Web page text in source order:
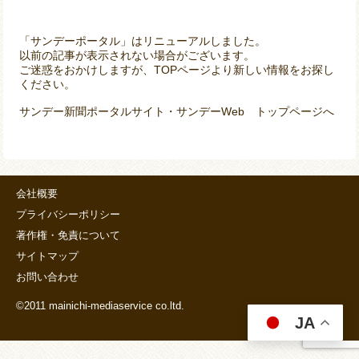
「サンデーポータル」はリニューアルしました。
以前の記事が表示されない場合がございます。
ご迷惑をおかけしますが、TOPページより新しい情報をお探し
ください。
サンデー新聞ポータルサイト・サンデーWeb トップページへ
会社概要
プライバシーポリシー
著作権・免責について
サイトマップ
お問い合わせ
©2011 mainichi-mediaservice co.ltd.
JA